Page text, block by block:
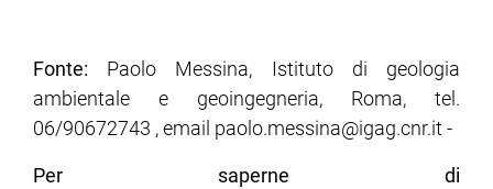
Fonte: Paolo Messina, Istituto di geologia
ambientale e geoingegneria, Roma, tel.
06/90672743 , email paolo.messina@igag.cnr.it -
Per saperne di